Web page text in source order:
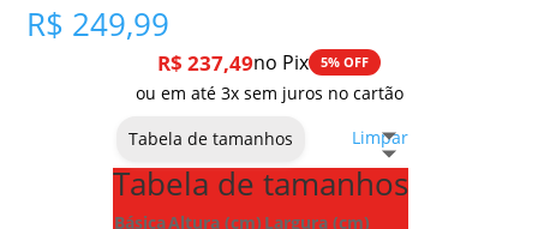
R$ 249,99
R$ 237,49no Pix 5% OFF
ou em até 3x sem juros no cartão
Limpar
Tabela de tamanhos
Tabela de tamanhos
BásicaAltura (cm) Largura (cm)